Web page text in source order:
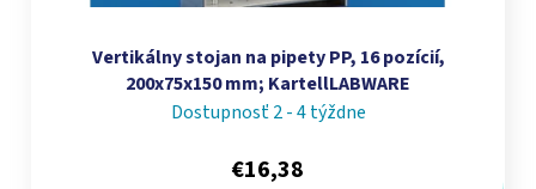
Vertikálny stojan na pipety PP, 16 pozícií,
200x75x150 mm; KartellLABWARE
Dostupnosť 2 - 4 týždne
€16,38